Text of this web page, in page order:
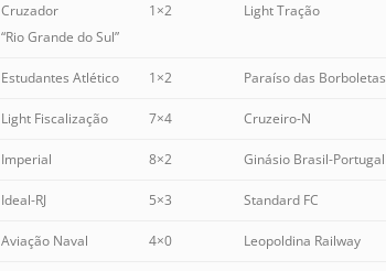
Cruzador
“Rio Grande do Sul”
1×2 Light Tração
Estudantes Atlético 1×2 Paraíso das Borboletas
Light Fiscalização 7×4 Cruzeiro-N
Imperial 8×2 Ginásio Brasil-Portugal
Ideal-RJ 5×3 Standard FC
Aviação Naval 4×0 Leopoldina Railway